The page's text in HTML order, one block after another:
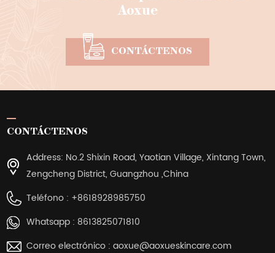
Aoxue
CONTÁCTENOS
CONTÁCTENOS
Address: No.2 Shixin Road, Yaotian Village, Xintang Town,
Zengcheng District, Guangzhou ,China
Teléfono : +8618928985750
Whatsapp : 8613825071810
Correo electrónico : aoxue@aoxueskincare.com